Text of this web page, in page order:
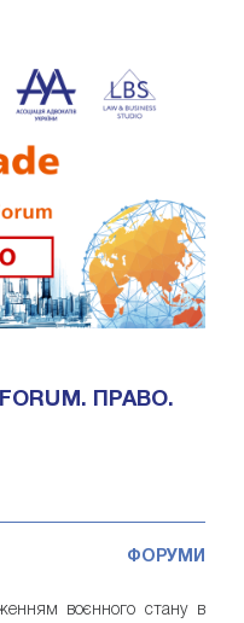
ПРАВО.
ФОРУМИ
воєнного стану в